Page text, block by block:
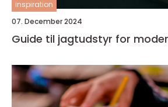
inspiration
07. December 2024
Guide til jagtudstyr for